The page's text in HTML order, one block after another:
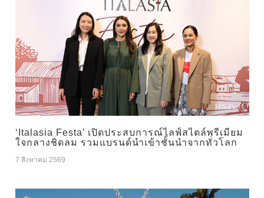
‘Italasia Festa’ เปิดประสบการณ์ไลฟ์สไตล์พรีเมียม
ใจกลางชิดลม รวมแบรนด์นำเข้าชั้นนำจากทั่วโลก
7 สิงหาคม 2569